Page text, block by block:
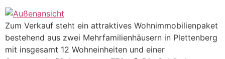
Zum Verkauf steht ein attraktives Wohnimmobilienpaket
bestehend aus zwei Mehrfamilienhäusern in Plettenberg
mit insgesamt 12 Wohneinheiten und einer